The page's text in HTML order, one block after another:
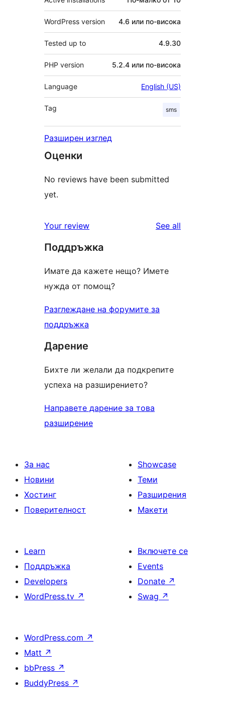
WordPress version 4.6 или по-висока
Tested up to 4.9.30
PHP version 5.2.4 или по-висока
Language English (US)
Tag sms
Разширен изглед
Оценки
No reviews have been submitted
yet.
Your review See all
Поддръжка
Имате да кажете нещо? Имете
нужда от помощ?
Разглеждане на форумите за
поддръжка
Дарение
Бихте ли желали да подкрепите
успеха на разширението?
Направете дарение за това
разширение
За нас
Новини
Хостинг
Поверителност
Showcase
Теми
Разширения
Макети
Learn
Поддръжка
Developers
WordPress.tv ↗
Включете се
Events
Donate ↗
Swag ↗
WordPress.com ↗
Matt ↗
bbPress ↗
BuddyPress ↗